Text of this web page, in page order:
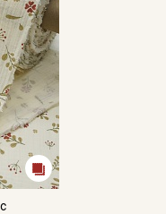
на узкие